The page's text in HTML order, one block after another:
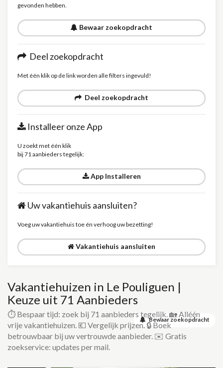
gevonden hebben.
Bewaar zoekopdracht
Deel zoekopdracht
Met één klik op de link worden alle filters ingevuld!
Deel zoekopdracht
Installeer onze App
U zoekt met één klik
bij 71 aanbieders tegelijk:
App Installeren
Uw vakantiehuis aansluiten?
Voeg uw vakantiehuis toe én verhoog uw bezetting!
Vakantiehuis aansluiten
Bewaar zoekopdracht
Vakantiehuizen in Le Pouliguen |
Keuze uit 71 Aanbieders
⏱️ Bespaar tijd: zoek bij 71 aanbieders tegelijk. 🏡 Alléén
vrije vakantiehuizen. 💶 Vergelijk prijzen. 🔒 Boek
betrouwbaar bij uw vertrouwde aanbieder. ✉️ Gratis
zoekservice: updates per mail.